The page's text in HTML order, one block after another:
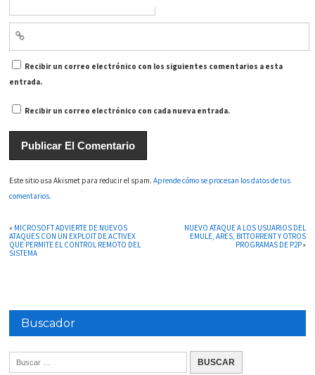
Recibir un correo electrónico con los siguientes comentarios a esta
entrada.
Recibir un correo electrónico con cada nueva entrada.
Este sitio usa Akismet para reducir el spam.Aprende cómo se procesan los datos de tus
comentarios.
« MICROSOFT ADVIERTE DE NUEVOS
ATAQUES CON UN EXPLOIT DE ACTIVEX
QUE PERMITE EL CONTROL REMOTO DEL
SISTEMA
NUEVO ATAQUE A LOS USUARIOS DEL
EMULE, ARES, BITTORRENT Y OTROS
PROGRAMAS DE P2P»
Buscador